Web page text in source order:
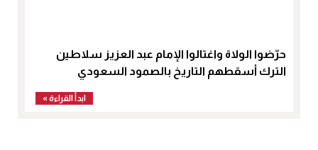
حرّضوا الولاة واغتالوا الإمام عبد العزيز سلاطين
الترك أسقطهم التاريخ بالصمود السعودي
ابدأ القراءة »